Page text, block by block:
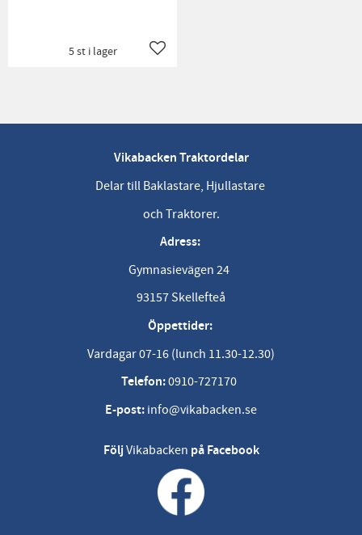
Lägg till i favoriter
5 st i lager
Vikabacken Traktordelar
Delar till Baklastare, Hjullastare
och Traktorer.
Adress:
Gymnasievägen 24
93157 Skellefteå
Öppettider:
Vardagar 07-16 (lunch 11.30-12.30)
Telefon:0910-727170
E-post: info@vikabacken.se
FöljVikabacken på Facebook